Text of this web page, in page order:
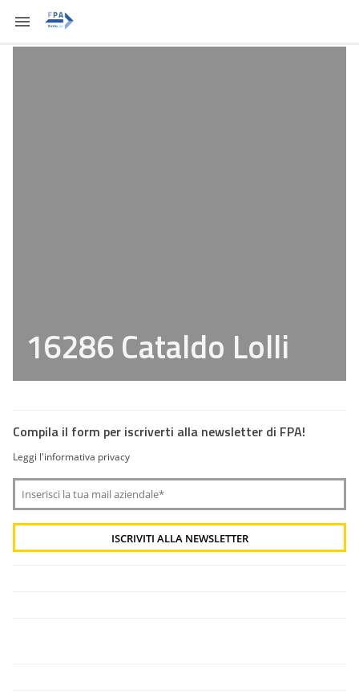
16286 Cataldo Lolli
Compila il form per iscriverti alla newsletter di FPA!
Leggi l'informativa privacy